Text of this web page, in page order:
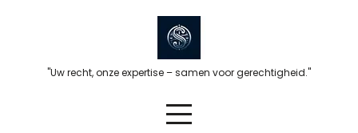
"Uw recht, onze expertise – samen voor gerechtigheid."